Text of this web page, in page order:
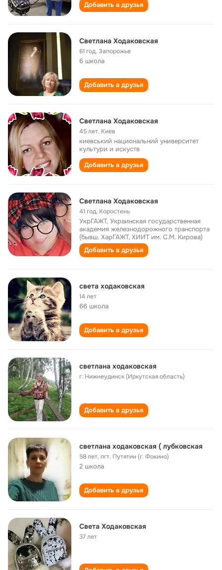
Добавить в друзья
Светлана Ходаковская
61 год,Запорожье
6 школа
Добавить в друзья
Светлана Ходаковская
45 лет, Киев
киевський национальний университет
культури и искуств
Добавить в друзья
Светлана Ходаковская
41 год, Коростень
УкрГАЖТ, Украинская государственная
академия железнодорожного транспорта
(бывш. ХарГАЖТ, ХИИТ им. С.М. Кирова)
Добавить в друзья
света ходаковская
14 лет
66 школа
Добавить в друзья
светлана ходаковская
г. Нижнеудинск (Иркутская область)
Добавить в друзья
светлана ходаковская ( лубковская
58 лет,пгт. Путятин (г. Фокино)
2 школа
Добавить в друзья
Света Ходаковская
37 лет